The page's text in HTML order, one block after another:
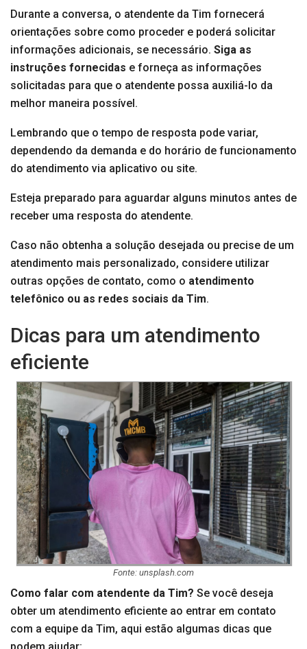
Durante a conversa, o atendente da Tim fornecerá
orientações sobre como proceder e poderá solicitar
informações adicionais, se necessário. Siga as
instruções fornecidas e forneça as informações
solicitadas para que o atendente possa auxiliá-lo da
melhor maneira possível.
Lembrando que o tempo de resposta pode variar,
dependendo da demanda e do horário de funcionamento
do atendimento via aplicativo ou site.
Esteja preparado para aguardar alguns minutos antes de
receber uma resposta do atendente.
Caso não obtenha a solução desejada ou precise de um
atendimento mais personalizado, considere utilizar
outras opções de contato, como o atendimento
telefônico ou as redes sociais da Tim.
Dicas para um atendimento
eficiente
Fonte: unsplash.com
Como falar com atendente da Tim? Se você deseja
obter um atendimento eficiente ao entrar em contato
com a equipe da Tim, aqui estão algumas dicas que
podem ajudar: